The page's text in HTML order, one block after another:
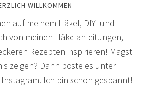
WILLKOMMEN
auf meinem Häkel, DIY- und
von meinen Häkelanleitungen,
Rezepten inspirieren! Magst
zeigen? Dann poste es unter
Ich bin schon gespannt!